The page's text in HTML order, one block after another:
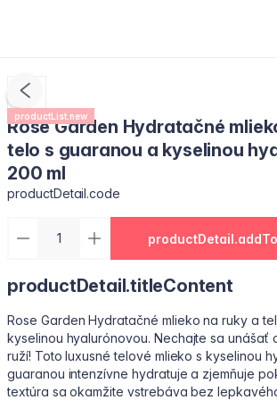
productList.new
Rose Garden Hydratačné
telo s guaranou a kyselinou
200 ml
productDetail.code
productDetail.titleContent
Rose Garden Hydratačné mlieko na ruky a
kyselinou hyalurónovou. Nechajte sa unášať
ruží! Toto luxusné telové mlieko s kyselinou
guaranou intenzívne hydratuje a zjemňuje
textúra sa okamžite vstrebáva bez